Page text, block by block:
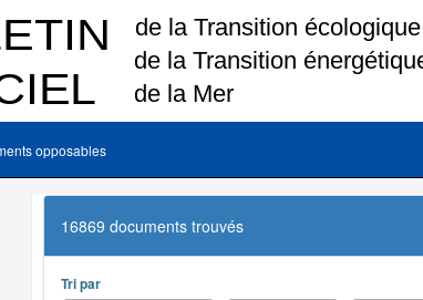
opposables
16869 documents trouvés
Tri par